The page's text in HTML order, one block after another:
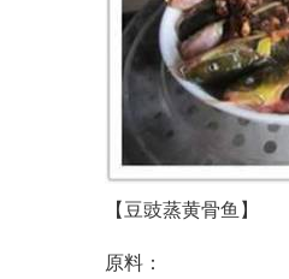
【豆豉蒸黄骨鱼】
原料：